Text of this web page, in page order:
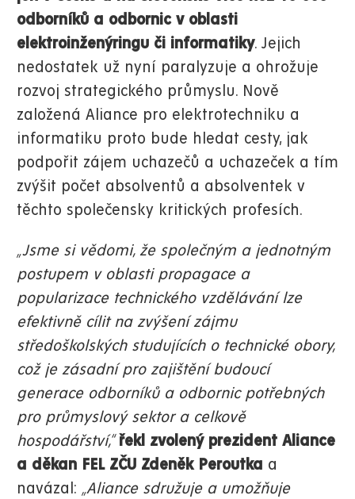
odborníků a odbornic v oblasti
elektroinženýringu či informatiky. Jejich
nedostatek už nyní paralyzuje a ohrožuje
rozvoj strategického průmyslu. Nově
založená Aliance pro elektrotechniku a
informatiku proto bude hledat cesty, jak
podpořit zájem uchazečů a uchazeček a tím
zvýšit počet absolventů a absolventek v
těchto společensky kritických profesích.
„Jsme si vědomi, že společným a jednotným
postupem v oblasti propagace a
popularizace technického vzdělávání lze
efektivně cílit na zvýšení zájmu
středoškolských studujících o technické obory,
což je zásadní pro zajištění budoucí
generace odborníků a odbornic potřebných
pro průmyslový sektor a celkově
hospodářství,“ řekl zvolený prezident Aliance
a děkan FEL ZČU Zdeněk Peroutka a
navázal: „Aliance sdružuje a umožňuje